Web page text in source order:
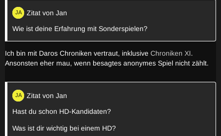
anderes?
Ausschau oder versucht ihr lieber Teamkonstellationen zu
finden?
Gibt es noch irgendetwas, was ihr zu diesen Fragen
hinzufügen wollt? (Andere Fragen, Kommentare etc.)
Zitat von Jan
Wie ist deine Erfahrung mit Sonderspielen?
Ich bin mit Daros Chroniken vertraut, inklusive Chroniken XI.
Ansonsten eher mau, wenn besagtes anonymes Spiel nicht zählt.
Zitat von Jan
Hast du schon HD-Kandidaten?
Was ist dir wichtig bei einem HD?